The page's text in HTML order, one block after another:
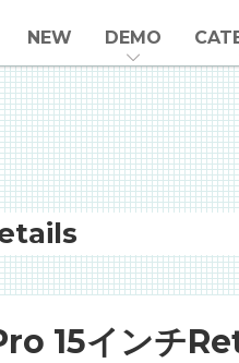
NEW DEMO
15インチ